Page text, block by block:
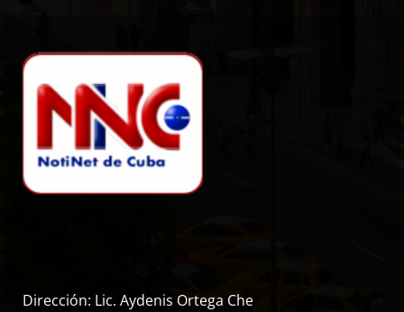
Dirección: Lic. Aydenis Ortega Che